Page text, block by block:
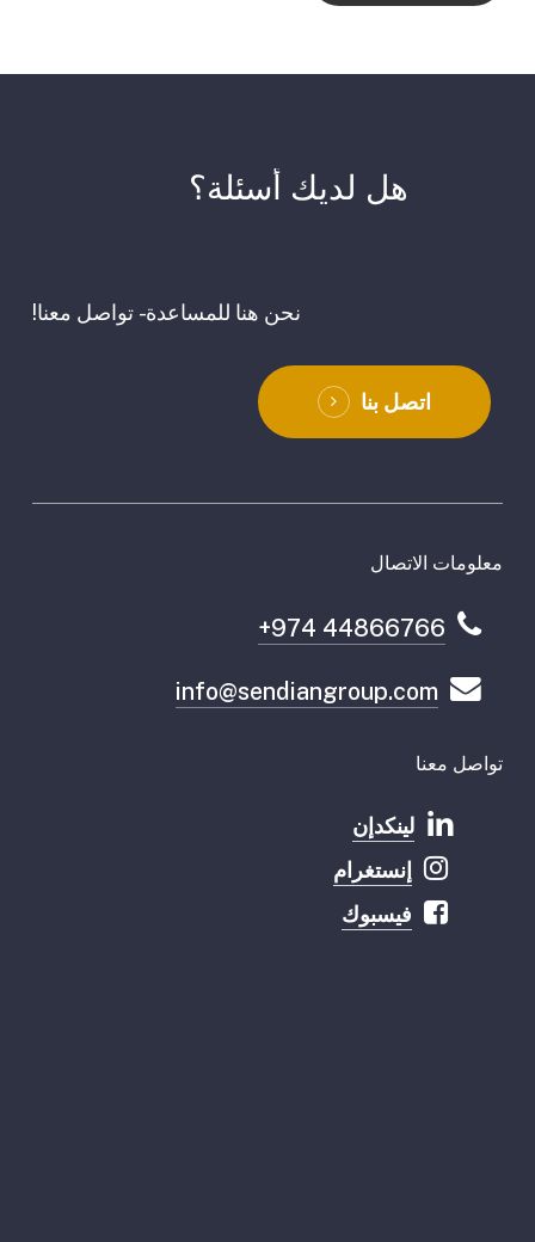
هل لديك أسئلة؟
نحن هنا للمساعدة - تواصل معنا!
اتصل بنا
معلومات الاتصال
+974 44866766
info@sendiangroup.com
تواصل معنا
لينكدإن
إنستغرام
فيسبوك